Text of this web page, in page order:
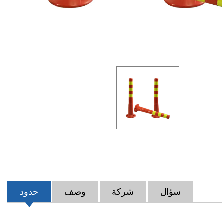
حدود وصف شركة سؤال